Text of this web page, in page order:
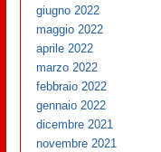
giugno 2022
maggio 2022
aprile 2022
marzo 2022
febbraio 2022
gennaio 2022
dicembre 2021
novembre 2021